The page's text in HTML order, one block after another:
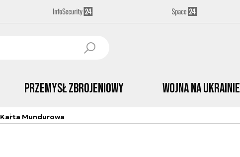
Przemysł Zbrojeniowy Wojna na Ukrainie
Karta Mundurowa